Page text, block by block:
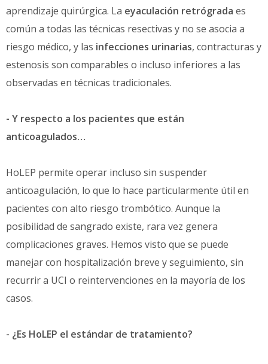
aprendizaje quirúrgica. La eyaculación retrógrada es
común a todas las técnicas resectivas y no se asocia a
riesgo médico, y las infecciones urinarias, contracturas y
estenosis son comparables o incluso inferiores a las
observadas en técnicas tradicionales.
- Y respecto a los pacientes que están
anticoagulados…
HoLEP permite operar incluso sin suspender
anticoagulación, lo que lo hace particularmente útil en
pacientes con alto riesgo trombótico. Aunque la
posibilidad de sangrado existe, rara vez genera
complicaciones graves. Hemos visto que se puede
manejar con hospitalización breve y seguimiento, sin
recurrir a UCI o reintervenciones en la mayoría de los
casos.
- ¿Es HoLEP el estándar de tratamiento?